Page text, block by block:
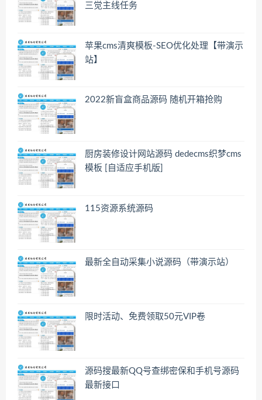
三觉主线任务
苹果cms清爽模板-SEO优化处理【带演示
站】
2022新盲盒商品源码 随机开箱抢购
厨房装修设计网站源码 dedecms织梦cms
模板 [自适应手机版]
115资源系统源码
最新全自动采集小说源码（带演示站）
限时活动、免费领取50元VIP卷
源码搜最新QQ号查绑密保和手机号源码
最新接口